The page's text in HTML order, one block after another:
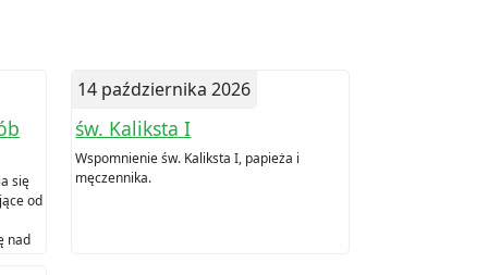
się
od
nad
14 października 2026
św. Kaliksta I
Wspomnienie św. Kaliksta I, papieża i
męczennika.